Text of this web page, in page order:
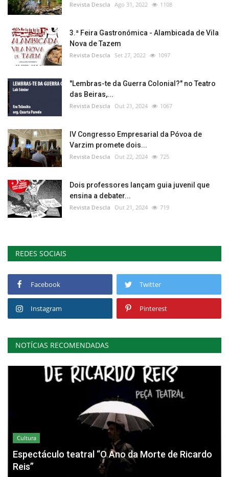
Revista Descla Ago 31, 2022 1108
3.ª Feira Gastronómica - Alambicada de Vila
Nova de Tazem
Revista Descla Set 27, 2022 1097
"Lembras-te da Guerra Colonial?" no Teatro
das Beiras,...
Revista Descla Out 21, 2024 1067
IV Congresso Empresarial da Póvoa de
Varzim promete dois...
Revista Descla Out 22, 2024 725
Dois professores lançam guia juvenil que
ensina a debater...
Revista Descla Out 21, 2024 719
REDES SOCIAIS
Facebook Twitter
Instagram Pinterest
NOTÍCIAS RECOMENDADAS
Cultura
Espectáculo teatral “O Ano da Morte de Ricardo
Reis”